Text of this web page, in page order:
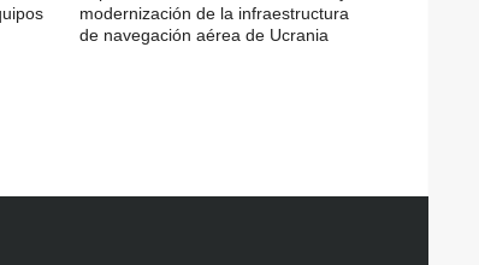
modernización de la infraestructura
de navegación aérea de Ucrania